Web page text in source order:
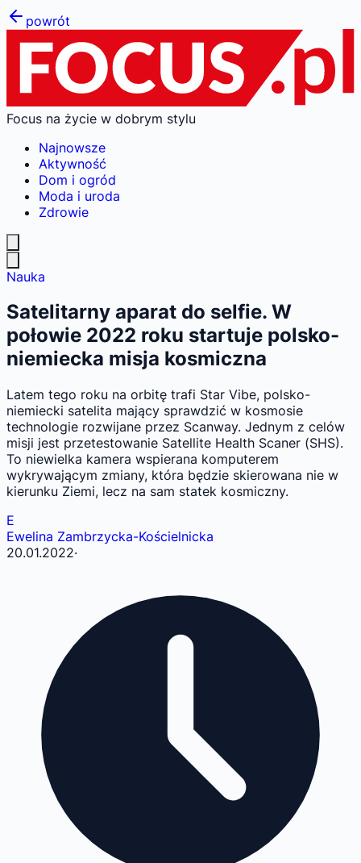
powrót
Focus na życie w dobrym stylu
Najnowsze
Aktywność
Dom i ogród
Moda i uroda
Zdrowie
Nauka
Satelitarny aparat do selfie. W
połowie 2022 roku startuje polsko-
niemiecka misja kosmiczna
Latem tego roku na orbitę trafi Star Vibe, polsko-
niemiecki satelita mający sprawdzić w kosmosie
technologie rozwijane przez Scanway. Jednym z celów
misji jest przetestowanie Satellite Health Scaner (SHS).
To niewielka kamera wspierana komputerem
wykrywającym zmiany, która będzie skierowana nie w
kierunku Ziemi, lecz na sam statek kosmiczny.
E
Ewelina Zambrzycka-Kościelnicka
20.01.2022·